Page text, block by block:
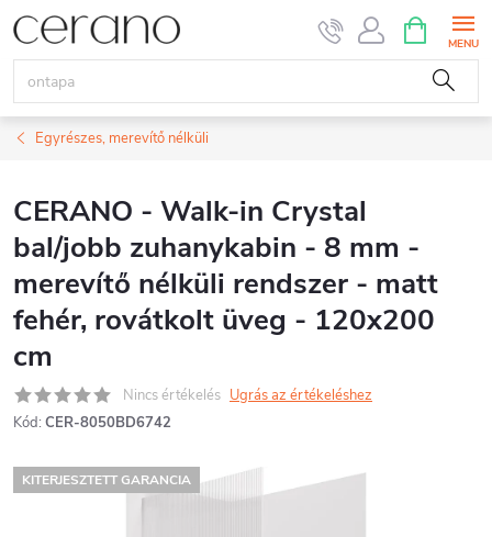
Ugrás
tartalomhoz
KOSÁR
Egyrészes, merevítő nélküli
CERANO - Walk-in Crystal
bal/jobb zuhanykabin - 8 mm -
merevítő nélküli rendszer - matt
fehér, rovátkolt üveg - 120x200
cm
Nincs értékelés Ugrás az értékeléshez
Kód: CER-8050BD6742
KITERJESZTETT GARANCIA